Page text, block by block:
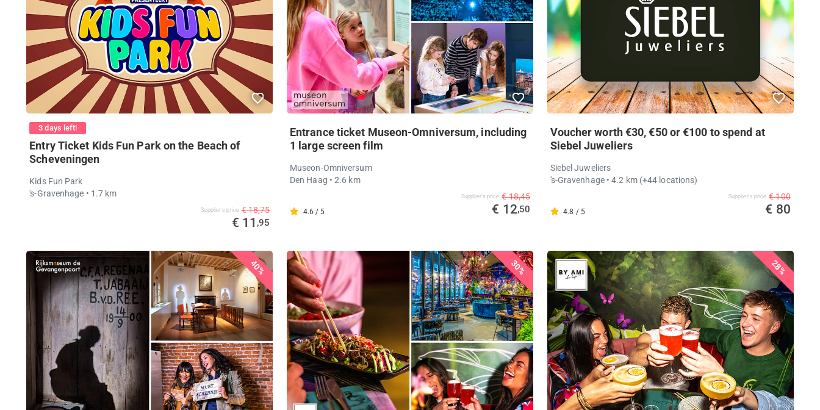
3 days left!
Entry Ticket Kids Fun Park on the Beach of
Scheveningen
Kids Fun Park
's-Gravenhage • 1.7 km
Supplier's price € 18,75
€ 11,95
Entrance ticket Museon-Omniversum, including
1 large screen film
Museon-Omniversum
Den Haag • 2.6 km
4.6 / 5
Supplier's price € 18,45
€ 12,50
Voucher worth €30, €50 or €100 to spend at
Siebel Juweliers
Siebel Juweliers
's-Gravenhage • 4.2 km(+44 locations)
4.8 / 5
Supplier's price € 100
€ 80
40% 30% 28%